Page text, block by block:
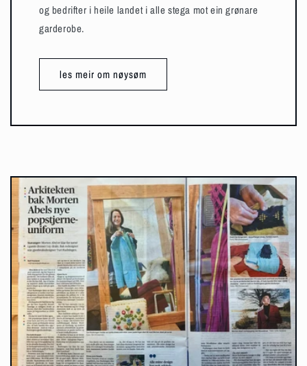
og bedrifter i heile landet i alle stega mot ein grønare
garderobe.
les meir om nøysøm